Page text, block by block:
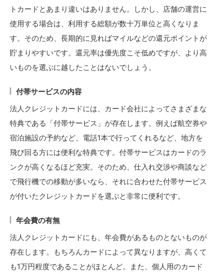
トカードとあまり違いはありません。しかし、店舗の運営に
使用する場合は、利用する総額が数十万単位と高くなりま
す。そのため、長期的に見ればマイルなどの還元ポイントが
貯まりやすいです。還元率は優先度こそ低めですが、より高
いものを選ぶに越したことはないでしょう。
付帯サービスの内容
法人クレジットカードには、カード会社によってさまざまな
特典である「付帯サービス」が存在します。例えば航空券や
宿泊施設の予約など、電話1本で行ってくれるなど、地方を
飛び回る方には便利な特典です。付帯サービスはカードのラ
ンクが高くなるほど充実。そのため、仕入れ交渉や商談など
で飛行機での移動が多いなら、それに合わせた付帯サービス
が付いたクレジットカードを選ぶと非常に便利です。
年会費の有無
法人クレジットカードにも、年会費があるものとないものが
存在します。もちろんカードによって異なりますが、高くて
も1万円程度であることがほとんど。また、個人用のカード